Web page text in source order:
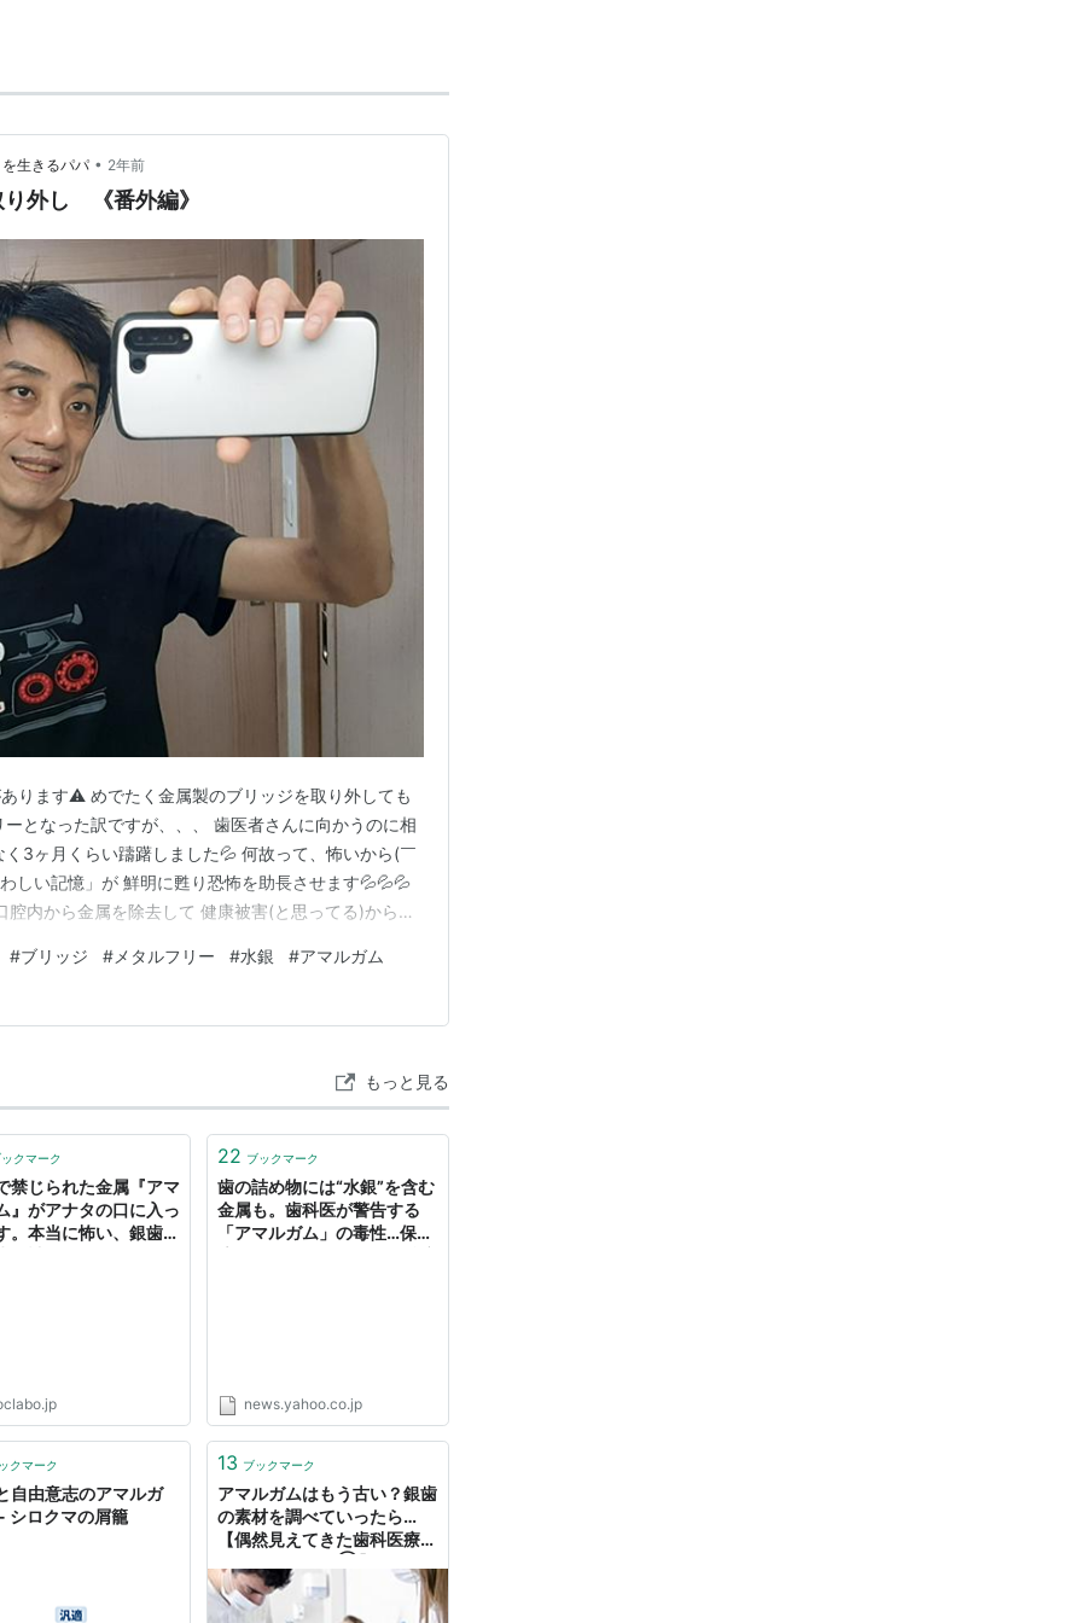
生きるパパ • 2年前
外し 《番外編》
ります⚠️ めでたく金属製のブリッジを取り外しても
となった訳ですが、、、 歯医者さんに向かうのに相
3ヶ月くらい躊躇しました💦 何故って、怖いから(￣
しい記憶」が 鮮明に甦り恐怖を助長させます💦💦💦
内から金属を除去して 健康被害(と思ってる)から抜
をしつつ、 「メタルフリーにしたい」旨を伝えまし
#ブリッジ # メタルフリー #水銀 #アマルガム
もっと見る
クマーク
禁じられた金属『アマ
』がアナタの口に入っ
。本当に怖い、銀歯と
22 ブックマーク
歯の詰め物には“水銀”を含む
金属も。歯科医が警告する
「アマルガム」の毒性…保険
news.yahoo.co.jp
クマーク
自由意志のアマルガ
シロクマの屑籠
13 ブックマーク
アマルガムはもう古い？銀歯
の素材を調べていったら…
【偶然見えてきた歯科医療に
ogikubojinの日記